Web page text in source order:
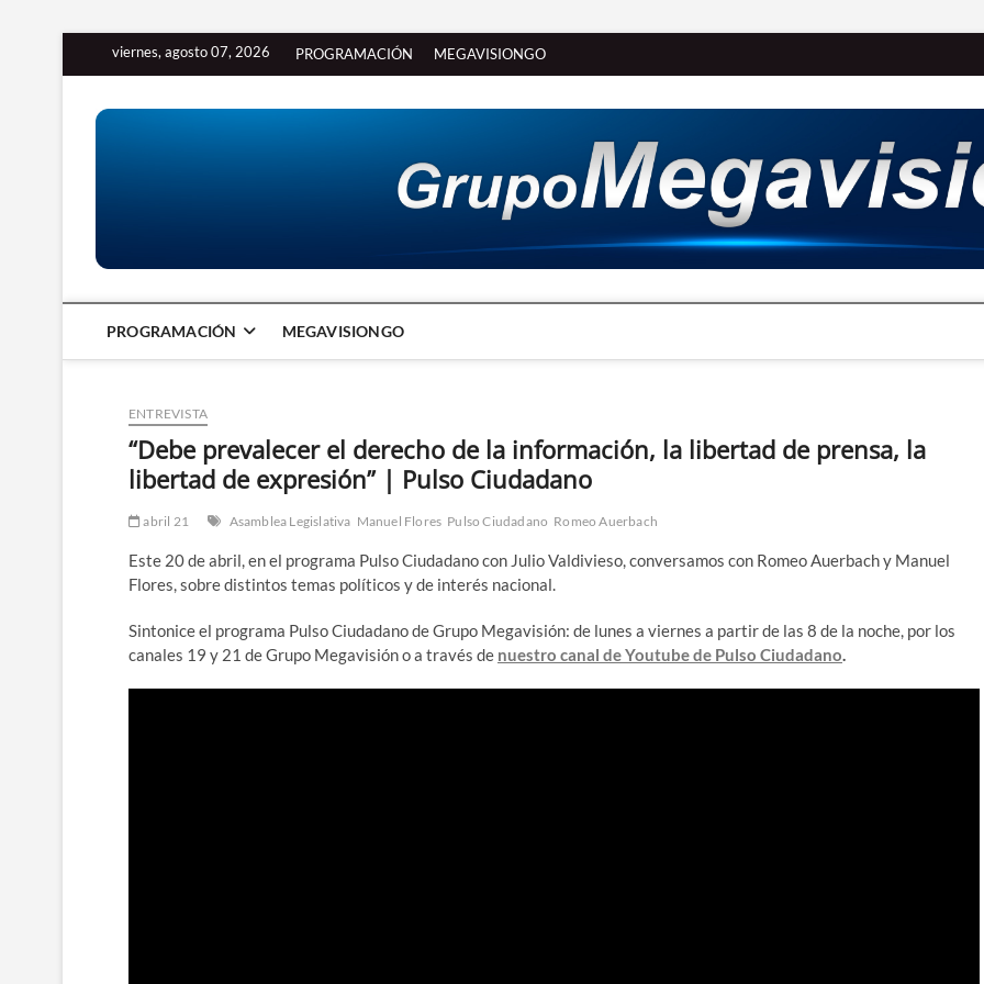
viernes, agosto 07, 2026 PROGRAMACIÓN MEGAVISIONGO
PROGRAMACIÓN MEGAVISIONGO
ENTREVISTA
“Debe prevalecer el derecho de la información, la libertad de prensa, la
libertad de expresión” | Pulso Ciudadano
abril 21 Asamblea Legislativa Manuel Flores Pulso Ciudadano Romeo Auerbach
Este 20 de abril, en el programa Pulso Ciudadano con Julio Valdivieso, conversamos con Romeo Auerbach y Manuel
Flores, sobre distintos temas políticos y de interés nacional.
Sintonice el programa Pulso Ciudadano de Grupo Megavisión: de lunes a viernes a partir de las 8 de la noche, por los
canales 19 y 21 de Grupo Megavisión o a través de nuestro canal de Youtube de Pulso Ciudadano.